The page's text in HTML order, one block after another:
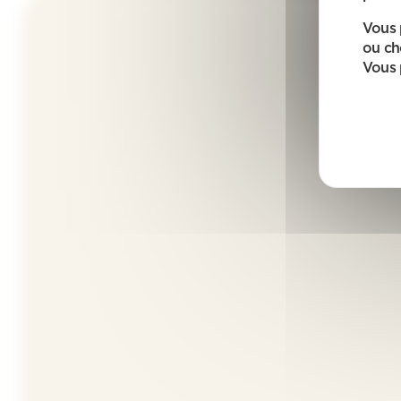
Vous
ou